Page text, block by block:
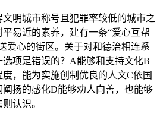
城市称号且犯罪率较低的城市之
易近的素养，建有一条“爱心互帮
爱心的街区。关于对和德治相连系
项是错误的？A能够和支持文化B
，能为实施创制优良的人文C依国
扬的感化D能够劝人向善，也能够
认识。